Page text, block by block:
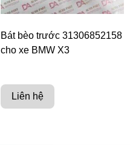
Bát bèo trước 31306852158
cho xe BMW X3
Liên hệ